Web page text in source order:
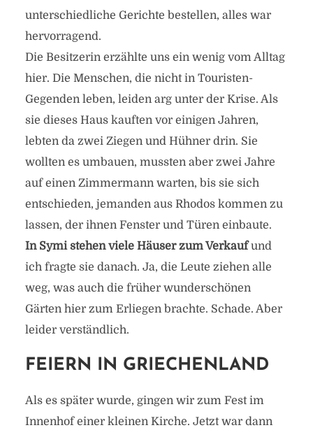
unterschiedliche Gerichte bestellen, alles war
hervorragend.
Die Besitzerin erzählte uns ein wenig vom Alltag
hier. Die Menschen, die nicht in Touristen-
Gegenden leben, leiden arg unter der Krise. Als
sie dieses Haus kauften vor einigen Jahren,
lebten da zwei Ziegen und Hühner drin. Sie
wollten es umbauen, mussten aber zwei Jahre
auf einen Zimmermann warten, bis sie sich
entschieden, jemanden aus Rhodos kommen zu
lassen, der ihnen Fenster und Türen einbaute.
In Symi stehen viele Häuser zum Verkaufund
ich fragte sie danach. Ja, die Leute ziehen alle
weg, was auch die früher wunderschönen
Gärten hier zum Erliegen brachte. Schade. Aber
leider verständlich.
FEIERN IN GRIECHENLAND
Als es später wurde, gingen wir zum Fest im
Innenhof einer kleinen Kirche. Jetzt war dann